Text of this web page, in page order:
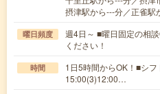
摂津駅から---分／正雀駅
曜日頻度
週4日～ ■曜日固定の相
ください！
時間
1日5時間からOK！■シ
15:00(3)12:00…